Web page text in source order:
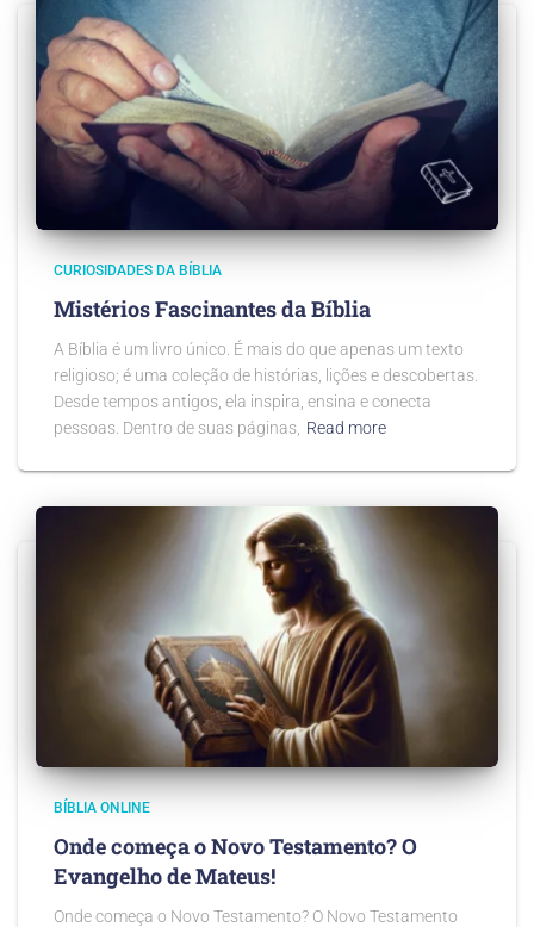
CURIOSIDADES DA BÍBLIA
Mistérios Fascinantes da Bíblia
A Bíblia é um livro único. É mais do que apenas um texto
religioso; é uma coleção de histórias, lições e descobertas.
Desde tempos antigos, ela inspira, ensina e conecta
pessoas. Dentro de suas páginas, Read more
BÍBLIA ONLINE
Onde começa o Novo Testamento? O
Evangelho de Mateus!
Onde começa o Novo Testamento? O Novo Testamento